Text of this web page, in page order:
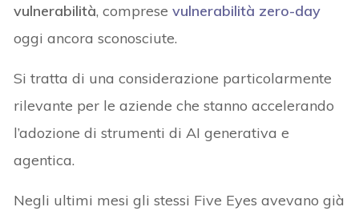
vulnerabilità, compresevulnerabilità zero-day
oggi ancora sconosciute.
Si tratta di una considerazione particolarmente
rilevante per le aziende che stanno accelerando
l’adozione di strumenti di AI generativa e
agentica.
Negli ultimi mesi gli stessi Five Eyes avevano già